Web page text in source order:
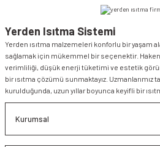
Yerden Isıtma Sistemi
Yerden ısıtma malzemeleri konforlu bir yaşam
sağlamak için mükemmel bir seçenektir.
verimliliği, düşük enerji tüketimi ve estetik
bir ısıtma çözümü sunmaktayız. Uzmanlarımız
kurulduğunda, uzun yıllar boyunca keyifli bir
Kurumsal